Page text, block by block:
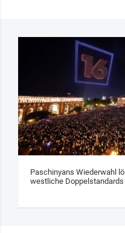
Paschinyans Wiederwahl
westliche Doppelstandards